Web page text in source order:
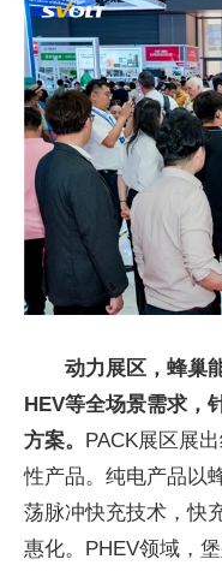
动力展区，蜂巢
HEV等全场景需求，
方案。 PACK展区展
性产品。纯电产品以
荡脉冲快充技术，快
惠化。PHEV领域，